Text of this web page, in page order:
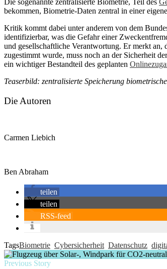
Die sogenannte zentralisierte Biometrie, Teil des
bekommen, Biometrie-Daten zentral in einer
Kritik kommt dabei unter anderem von dem
identifizierbar, was die Gefahr einer
und gesellschaftliche Verantwortung. Er merkt
zugestimmt wurde, muss noch an der Sicherheit
ein wichtiger Bestandteil des geplanten
Teaserbild: zentralisierte Speicherung
Die Autoren
Carmen Liebich
Ben Abraham
teilen
teilen
RSS-feed
TagsBiometrie Cybersicherheit Datenschutz
Previous Story